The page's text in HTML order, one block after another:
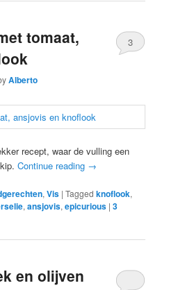
tomaat,
Alberto
3
recept, waar de vulling een
kip.Continue reading →
,Vis |Tagged knoflook,
,ansjovis,epicurious |3
en olijven